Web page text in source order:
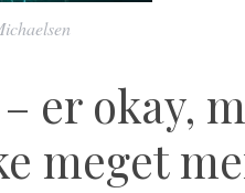
er okay,
meget